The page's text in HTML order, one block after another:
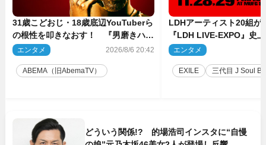
31歳こどおじ・18歳底辺YouTuberら
の根性を叩きなおす！ 『男磨きハウ
ス』第2弾コーチ陣発表
エンタメ 2026/8/6 20:42
ABEMA（旧AbemaTV）
LDHアーティスト20組
『LDH LIVE‐EXPO』史
技場で開催決定
エンタメ
EXILE 三代目 J Soul
どういう関係!? 的場浩司インスタに“自慢